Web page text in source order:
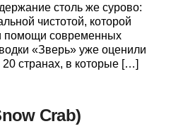
столь же сурово:
чистотой, которой
помощи современных
«Зверь» уже оценили
20 странах, в которые […]
Crab)